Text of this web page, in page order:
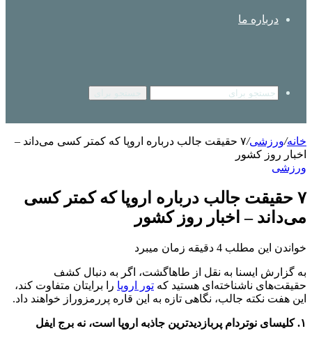
درباره ما
خانه/ورزشی/
۷ حقیقت جالب درباره اروپا که کمتر کسی می‌داند –
اخبار روز کشور
ورزشی
۷ حقیقت جالب درباره اروپا که کمتر کسی
می‌داند – اخبار روز کشور
خواندن این مطلب 4 دقیقه زمان میبرد
به گزارش ایسنا به نقل از طاهاگشت، اگر به دنبال کشف
حقیقت‌های ناشناخته‌ای هستید که تور اروپا را برایتان متفاوت کند،
این هفت نکته جالب، نگاهی تازه به این قاره پررمزوراز خواهند داد.
۱. کلیسای نوتردام پربازدیدترین جاذبه اروپا است، نه برج ایفل